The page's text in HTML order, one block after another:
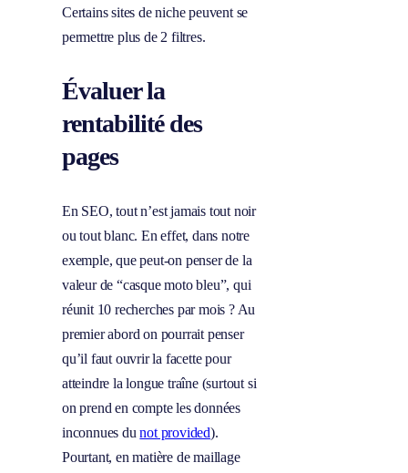
Certains sites de niche peuvent se
permettre plus de 2 filtres.
Évaluer la
rentabilité des
pages
En SEO, tout n’est jamais tout noir
ou tout blanc. En effet, dans notre
exemple, que peut-on penser de la
valeur de “casque moto bleu”, qui
réunit 10 recherches par mois ? Au
premier abord on pourrait penser
qu’il faut ouvrir la facette pour
atteindre la longue traîne (surtout si
on prend en compte les données
inconnues dunot provided).
Pourtant, en matière de maillage